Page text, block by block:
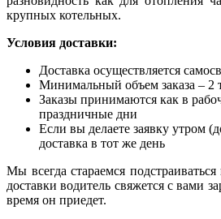
крупных котельных.
Условия доставки:
Доставка осуществляется
Минимальный объем заказа – 2
Заказы принимаются как в
праздничные дни
Если вы делаете заявку утром
доставка в тот же день
Мы всегда стараемся
доставки водитель свяжется с вами
время он приедет.